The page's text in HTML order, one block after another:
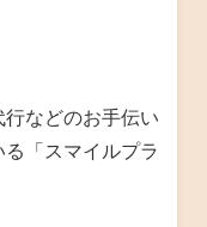
などのお手伝い
「 スマイルプラ